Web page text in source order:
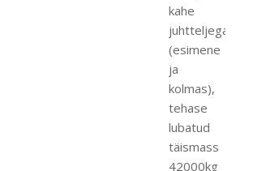
kahe
juhtteljega
(esimene
ja
kolmas),
tehase
lubatud
täismass
42000kg